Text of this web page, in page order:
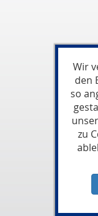
Wir
den
so
zu